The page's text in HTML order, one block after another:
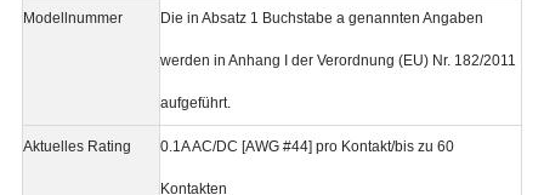
Modellnummer Die in Absatz 1 Buchstabe a genannten Angaben
werden in Anhang I der Verordnung (EU) Nr. 182/2011
aufgeführt.
Aktuelles Rating 0.1A AC/DC [AWG #44] pro Kontakt/bis zu 60
Kontakten